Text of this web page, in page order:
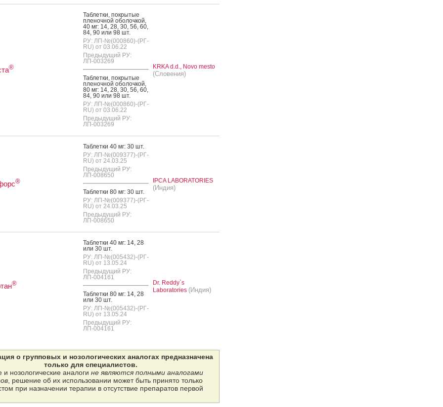
®
Таб­летки, пок­ры­тые
пле­ноч­ной обо­лоч­кой,
40 мг: 14, 28, 30, 56, 60,
84, 90 или 98 шт.
РУ: ЛП-№(000860)-(РГ-
RU) от 03.06.22
Предыдущий РУ:
ЛП-003269
Таб­летки, пок­ры­тые
пле­ноч­ной обо­лоч­кой,
80 мг: 14, 28, 30, 56, 60,
84, 90 или 98 шт.
РУ: ЛП-№(000860)-(РГ-
RU) от 03.06.22
Предыдущий РУ:
ЛП-003269
KRKA d.d., Novo mesto
(Словения)
®
Таб­летки 40 мг: 30 шт.
РУ: ЛП-№(009377)-(РГ-
RU) от 24.03.25
Предыдущий РУ:
ЛП-008650
Таб­летки 80 мг: 30 шт.
РУ: ЛП-№(009377)-(РГ-
RU) от 24.03.25
Предыдущий РУ:
ЛП-008650
IPCA LABORATORIES
(Индия)
®
Таб­летки 40 мг: 14, 28
или 30 шт.
РУ: ЛП-№(005432)-(РГ-
RU) от 13.05.24
Предыдущий РУ:
ЛП-004161
Таб­летки 80 мг: 14, 28
или 30 шт.
РУ: ЛП-№(005432)-(РГ-
RU) от 13.05.24
Предыдущий РУ:
ЛП-004161
Dr. Reddy`s
Laboratories (Индия)
о групповых и нозологических аналогах предназначена
только для специалистов.
и нозологические аналоги не являются полными аналогами
, решение об их использовании может быть принято только
при назначении терапии в отсутствие препаратов первой